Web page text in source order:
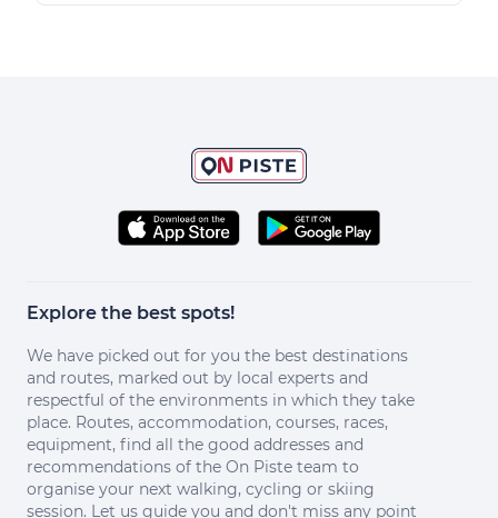
Explore the best spots!
We have picked out for you the best destinations
and routes, marked out by local experts and
respectful of the environments in which they take
place. Routes, accommodation, courses, races,
equipment, find all the good addresses and
recommendations of the On Piste team to
organise your next walking, cycling or skiing
session. Let us guide you and don't miss any point